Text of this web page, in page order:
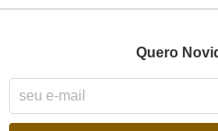
Quero